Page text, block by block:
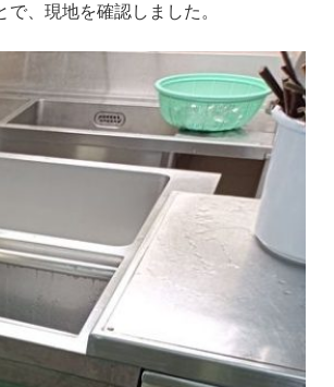
、現地を確認しました。